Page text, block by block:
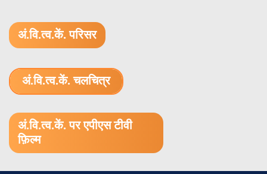
अं.वि.त्व.कें. परिसर
अं.वि.त्व.कें. चलचित्र
अं.वि.त्व.कें. पर एपीएस टीवी
फ़िल्म